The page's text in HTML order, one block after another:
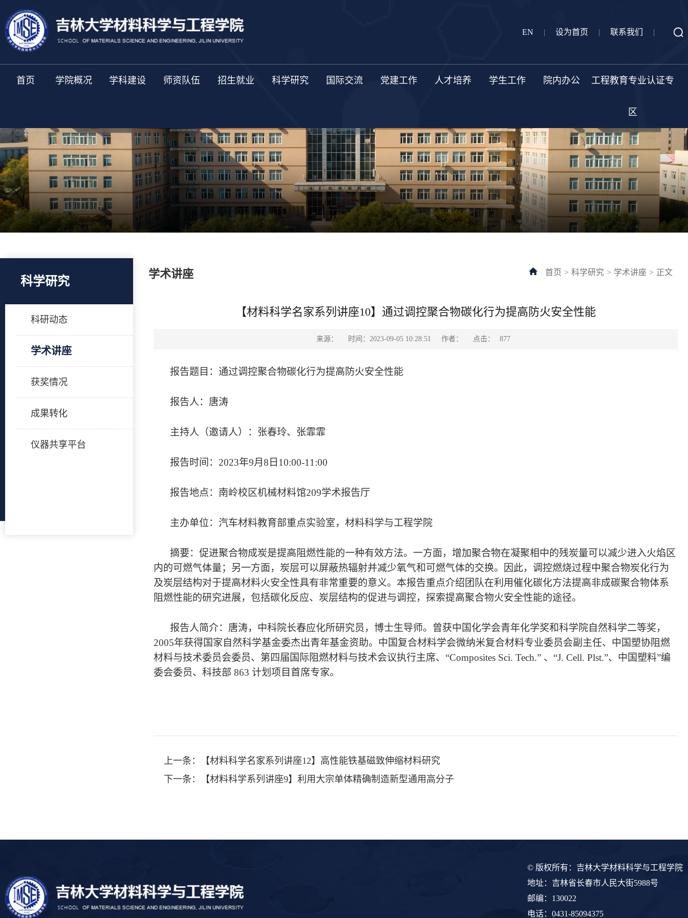
EN | 设为首页 | 联系我们 |
首页 学院概况 学科建设 师资队伍 招生就业 科学研究 国际交流 党建工作 人才培养 学生工作 院内办公 工程教育专业认证专
区
科学研究
科研动态
学术讲座
获奖情况
成果转化
仪器共享平台
学术讲座 首页 > 科学研究 > 学术讲座 > 正文
【材料科学名家系列讲座10】通过调控聚合物碳化行为提高防火安全性能
来源： 时间：2023-09-05 10:28:51 作者： 点击： 877
报告题目：通过调控聚合物碳化行为提高防火安全性能
报告人：唐涛
主持人（邀请人）：张春玲、张霏霏
报告时间：2023年9月8日10:00-11:00
报告地点：南岭校区机械材料馆209学术报告厅
主办单位：汽车材料教育部重点实验室，材料科学与工程学院
摘要：促进聚合物成炭是提高阻燃性能的一种有效方法。一方面，增加聚合物在凝聚相中的残炭量可以减少进入火焰区
内的可燃气体量；另一方面，炭层可以屏蔽热辐射并减少氧气和可燃气体的交换。因此，调控燃烧过程中聚合物炭化行为
及炭层结构对于提高材料火安全性具有非常重要的意义。本报告重点介绍团队在利用催化碳化方法提高非成碳聚合物体系
阻燃性能的研究进展，包括碳化反应、炭层结构的促进与调控，探索提高聚合物火安全性能的途径。
报告人简介：唐涛，中科院长春应化所研究员，博士生导师。曾获中国化学会青年化学奖和科学院自然科学二等奖，
2005年获得国家自然科学基金委杰出青年基金资助。中国复合材料学会微纳米复合材料专业委员会副主任、中国塑协阻燃
材料与技术委员会委员、第四届国际阻燃材料与技术会议执行主席、“Composites Sci. Tech.” 、“J. Cell. Plst.”、中国塑料”编
委会委员、科技部 863 计划项目首席专家。
上一条：
【材料科学名家系列讲座12】高性能铁基磁致伸缩材料研究
下一条：
【材料科学系列讲座9】利用大宗单体精确制造新型通用高分子
© 版权所有：吉林大学材料科学与工程学院
地址：吉林省长春市人民大街5988号
邮编：130022
电话：0431-85094375